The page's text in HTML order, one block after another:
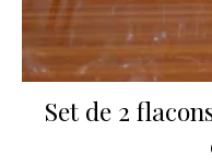
Set de 2